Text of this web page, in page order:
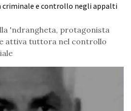
criminale e controllo negli appalti
'ndrangheta, protagonista
attiva tuttora nel controllo